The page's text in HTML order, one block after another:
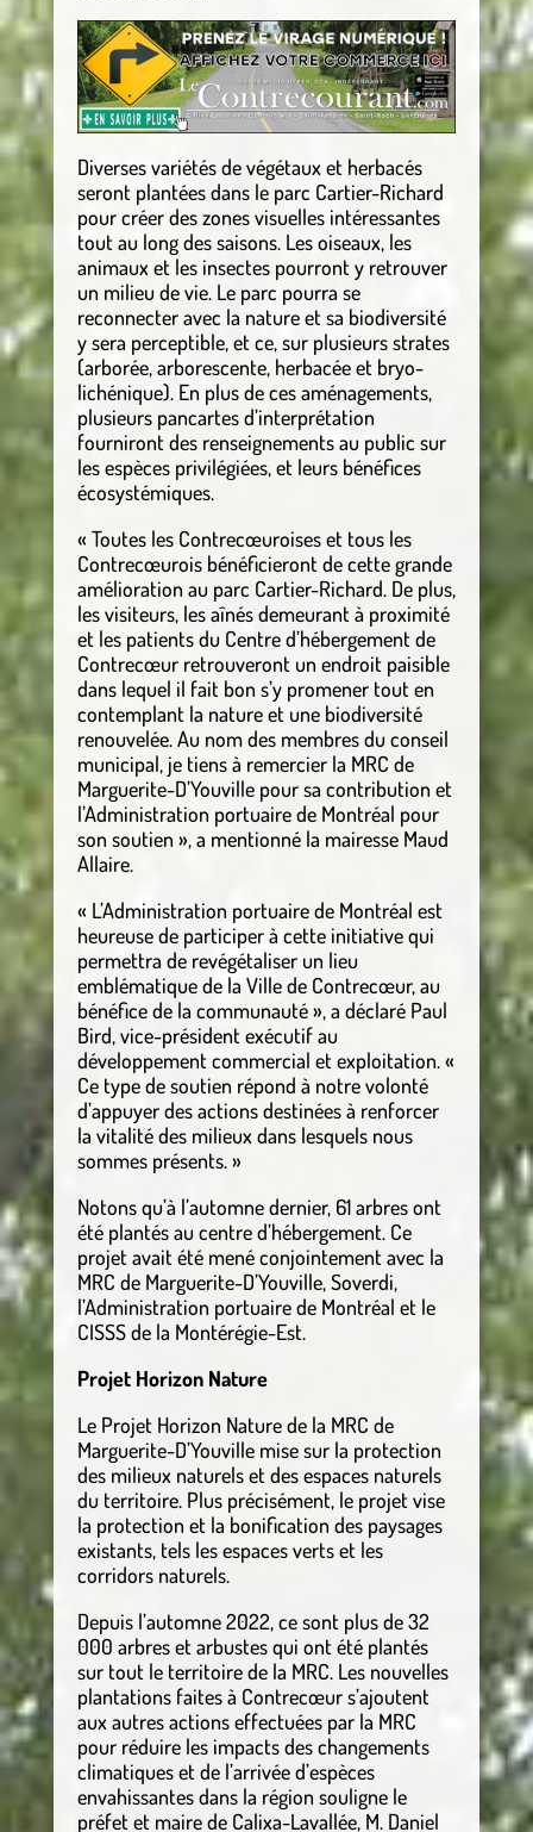
Diverses variétés de végétaux et herbacés
seront plantées dans le parc Cartier-Richard
pour créer des zones visuelles intéressantes
tout au long des saisons. Les oiseaux, les
animaux et les insectes pourront y retrouver
un milieu de vie. Le parc pourra se
reconnecter avec la nature et sa biodiversité
y sera perceptible, et ce, sur plusieurs strates
(arborée, arborescente, herbacée et bryo-
lichénique). En plus de ces aménagements,
plusieurs pancartes d’interprétation
fourniront des renseignements au public sur
les espèces privilégiées, et leurs bénéfices
écosystémiques.
« Toutes les Contrecœuroises et tous les
Contrecœurois bénéficieront de cette grande
amélioration au parc Cartier-Richard. De plus,
les visiteurs, les aînés demeurant à proximité
et les patients du Centre d’hébergement de
Contrecœur retrouveront un endroit paisible
dans lequel il fait bon s’y promener tout en
contemplant la nature et une biodiversité
renouvelée. Au nom des membres du conseil
municipal, je tiens à remercier la MRC de
Marguerite-D’Youville pour sa contribution et
l’Administration portuaire de Montréal pour
son soutien », a mentionné la mairesse Maud
Allaire.
« L’Administration portuaire de Montréal est
heureuse de participer à cette initiative qui
permettra de revégétaliser un lieu
emblématique de la Ville de Contrecœur, au
bénéfice de la communauté », a déclaré Paul
Bird, vice-président exécutif au
développement commercial et exploitation. «
Ce type de soutien répond à notre volonté
d’appuyer des actions destinées à renforcer
la vitalité des milieux dans lesquels nous
sommes présents. »
Notons qu’à l’automne dernier, 61 arbres ont
été plantés au centre d’hébergement. Ce
projet avait été mené conjointement avec la
MRC de Marguerite-D’Youville, Soverdi,
l’Administration portuaire de Montréal et le
CISSS de la Montérégie-Est.
Projet Horizon Nature
Le Projet Horizon Nature de la MRC de
Marguerite-D’Youville mise sur la protection
des milieux naturels et des espaces naturels
du territoire. Plus précisément, le projet vise
la protection et la bonification des paysages
existants, tels les espaces verts et les
corridors naturels.
Depuis l’automne 2022, ce sont plus de 32
000 arbres et arbustes qui ont été plantés
sur tout le territoire de la MRC. Les nouvelles
plantations faites à Contrecœur s’ajoutent
aux autres actions effectuées par la MRC
pour réduire les impacts des changements
climatiques et de l’arrivée d’espèces
envahissantes dans la région souligne le
préfet et maire de Calixa-Lavallée, M. Daniel